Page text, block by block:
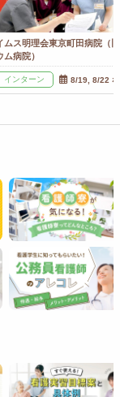
ムス明理会東京町田病院（
ム病院）
インターン 8/19, 8/22